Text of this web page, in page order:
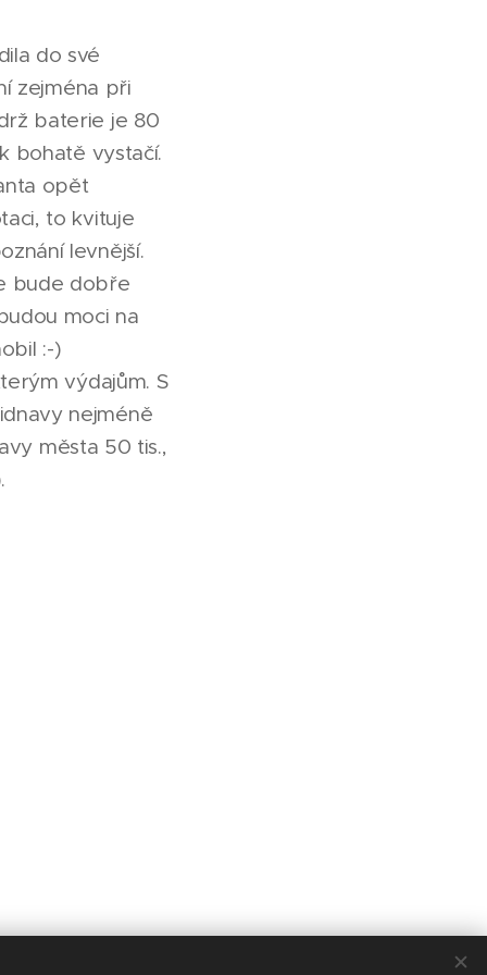
do své
zejména při
baterie je 80
bohatě vystačí.
opět
to kvituje
levnější.
bude dobře
moci na
:-)
výdajům. S
nejméně
města 50 tis.,